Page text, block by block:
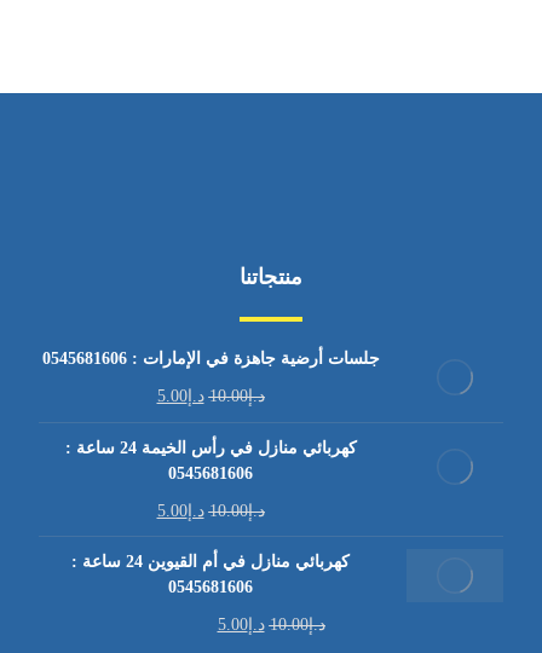
منتجاتنا
جلسات أرضية جاهزة في الإمارات : 0545681606
د.إ10.00 د.إ5.00
كهربائي منازل في رأس الخيمة 24 ساعة :
0545681606
د.إ10.00 د.إ5.00
كهربائي منازل في أم القيوين 24 ساعة :
0545681606
د.إ10.00 د.إ5.00